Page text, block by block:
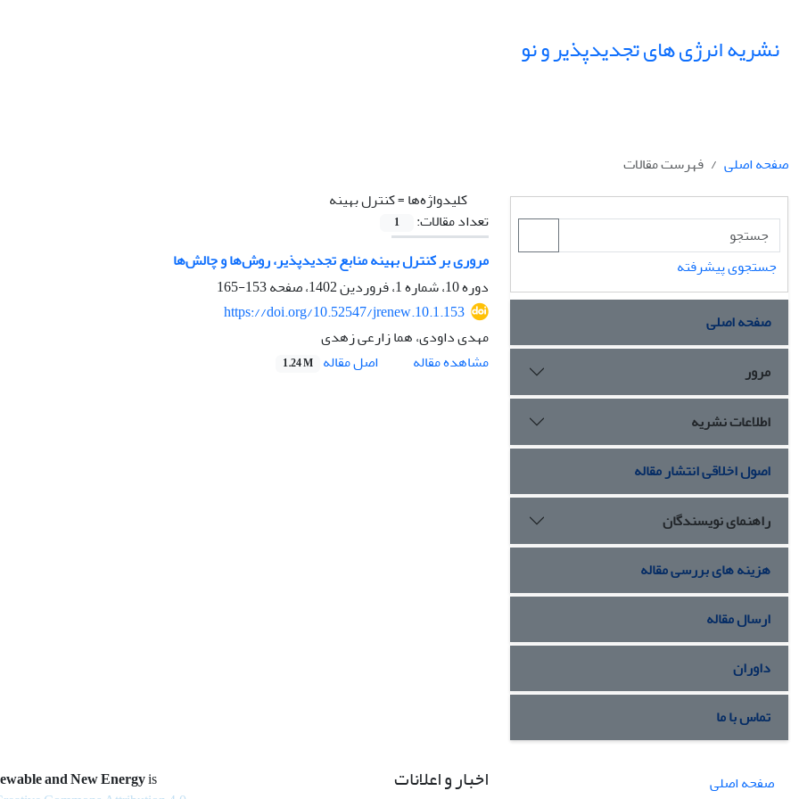
نشریه انرژی های تجدیدپذیر و نو
صفحه اصلی
فهرست مقالات
کلیدواژه‌ها =کنترل بهینه
تعداد مقالات:
1
مروری بر کنترل بهینه منابع تجدیدپذیر، روش‌ها و چالش‌ها
دوره 10، شماره 1، فروردین 1402، صفحه
153-165
https://doi.org/10.52547/jrenew.10.1.153
مهدی داودی، هما زارعی زهدی
مشاهده مقاله
اصل مقاله 1.24 M
جستجوی پیشرفته
صفحه اصلی
مرور
اطلاعات نشریه
اصول اخلاقی انتشار مقاله
راهنمای نویسندگان
هزینه های بررسی مقاله
ارسال مقاله
داوران
تماس با ما
صفحه اصلی
اخبار و اعلانات and New Energyis